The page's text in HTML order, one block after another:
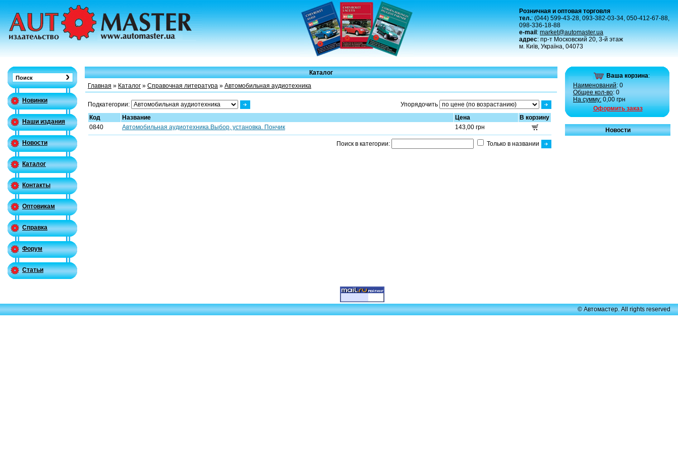
Розничная и оптовая торговля
тел.: (044) 599-43-28, 093-382-03-34, 050-412-67-88,
098-336-18-88
e-mail :market@automaster.ua
адрес: пр-т Московский 20, 3-й этаж
м. Київ, Україна, 04073
Новинки
Наши издания
Новости
Каталог
Контакты
Оптовикам
Справка
Форум
Статьи
Каталог
Главная » Каталог » Справочная литература » Автомобильная аудиотехника
Подкатегории:
Упорядочить
Код
Название Цена
В корзину
0840
Автомобильная аудиотехника.Выбор, установка. Пончик 143,00 грн
Поиск в категории: Только в названии
Ваша корзина:
Наименований: 0
Общее кол-во: 0
На сумму: 0,00 грн
Оформить заказ
Новости
© Автомастер. All rights reserved